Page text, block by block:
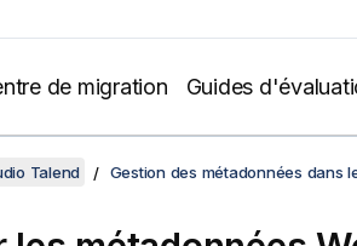
de migration Guides
Talend Gestion des métadonnées dans